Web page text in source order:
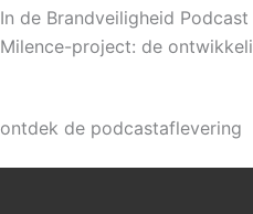
In de Brandveiligheid
Milence-project: de
ontdek de podcastaflevering